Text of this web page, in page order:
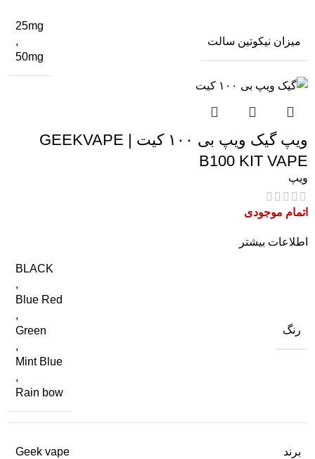
میزان نیکوتین سالت
25mg
,
50mg
ویپ گیک ویپ بی ۱۰۰ کیت | GEEKVAPE
B100 KIT VAPE
ویپ
اتمام موجودی
اطلاعات بیشتر
رنگ
BLACK
,
Blue Red
,
Green
,
Mint Blue
,
Rain bow
برند Geek vape